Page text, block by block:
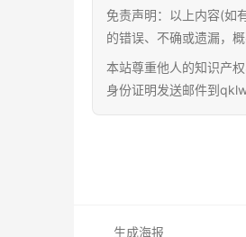
免责声明：以上内容(如
的错误、不确或遗漏，
本站尊重他人的知识产
身份证明发送邮件到
生成海报